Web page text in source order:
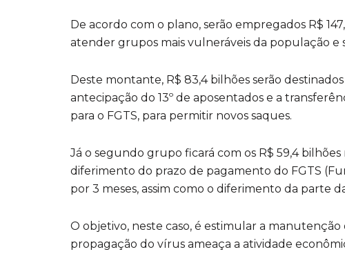
De acordo com o plano, serão empregados R$
atender grupos mais vulneráveis da população e
Deste montante, R$ 83,4 bilhões serão
antecipação do 13º de aposentados e a
para o FGTS, para permitir novos saques.
Já o segundo grupo ficará com os R$ 59,4
diferimento do prazo de pagamento do FGTS
por 3 meses, assim como o diferimento da parte
O objetivo, neste caso, é estimular a
propagação do vírus ameaça a atividade